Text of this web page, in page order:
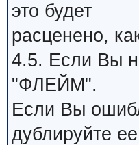
это будет
расценено,
4.5. Если Вы
"ФЛЕЙМ".
Если Вы
дублируйте